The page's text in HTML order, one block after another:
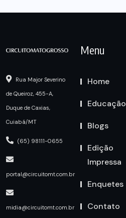
Rua Major Severino
de Queiroz, 455-A,
Duque de Caxias,
Cuiabá/MT
(65) 98111-0655
portal@circuitomt.com.br
midia@circuitomt.com.br
Menu
Home
Educação
Blogs
Edição
Impressa
Enquetes
Contato